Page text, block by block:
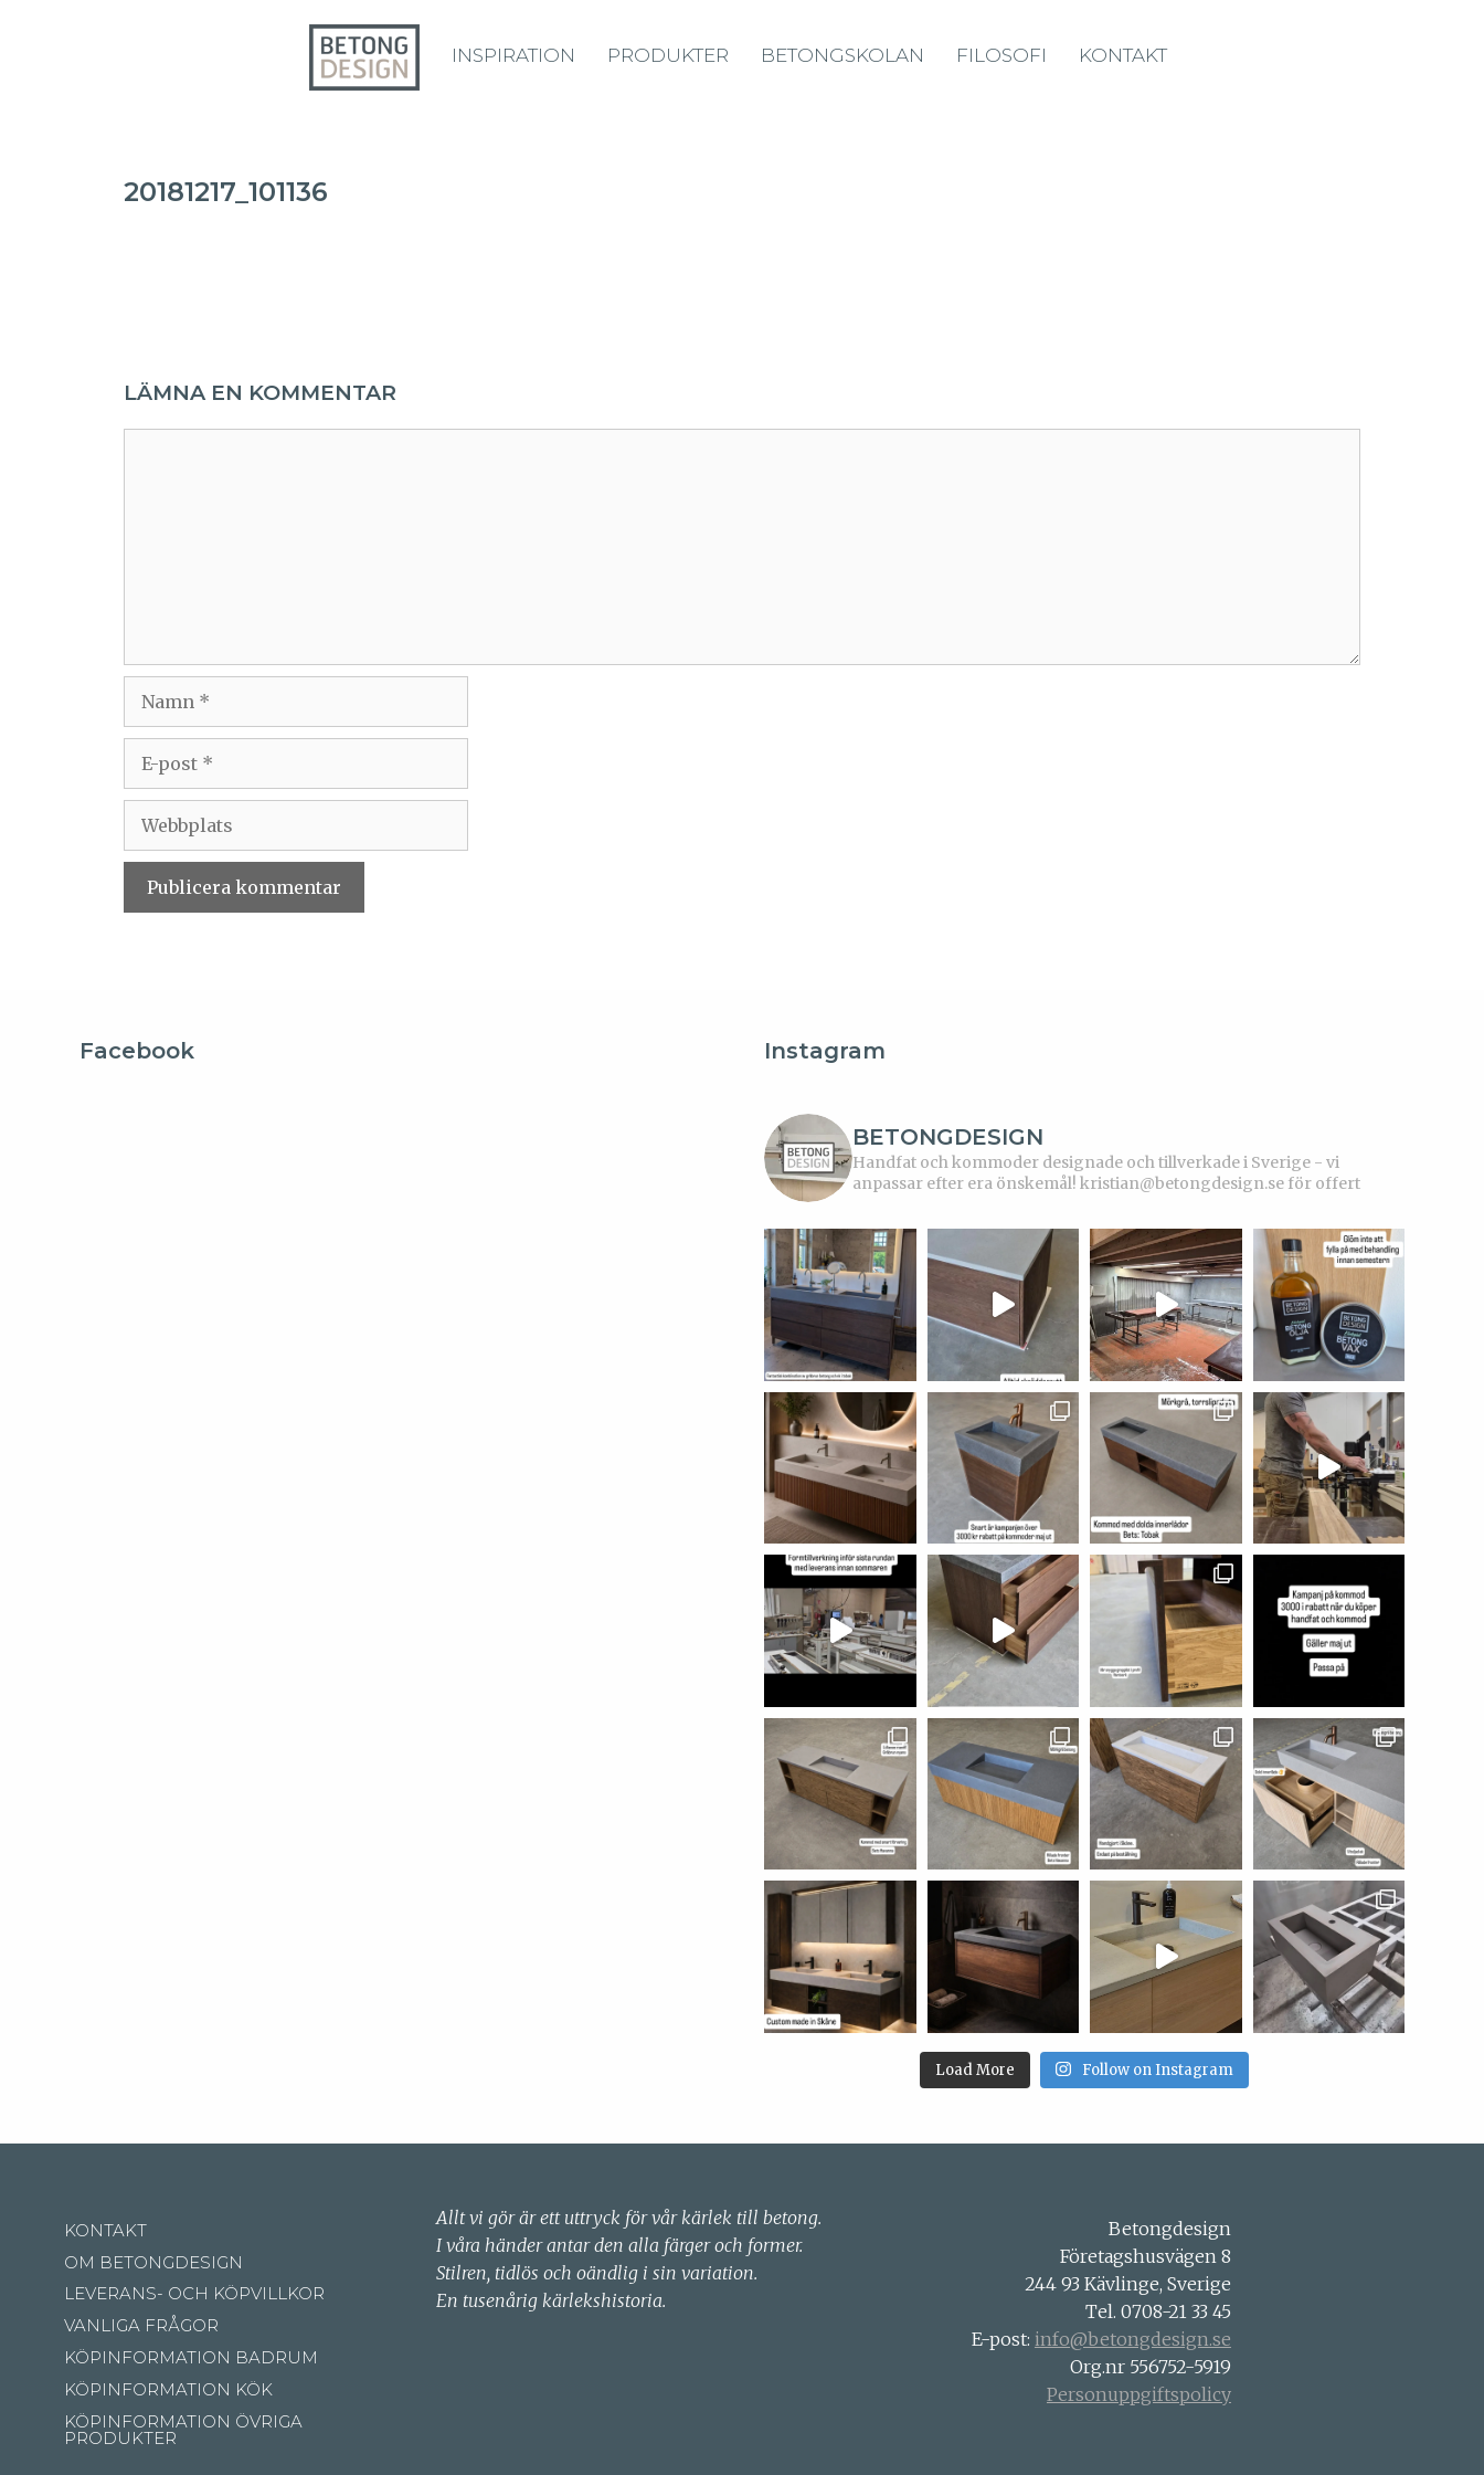
INSPIRATION PRODUKTER BETONGSKOLAN FILOSOFI KONTAKT
20181217_101136
LÄMNA EN KOMMENTAR
Facebook Instagram
BETONGDESIGN
Handfat och kommoder designade och tillverkade i Sverige - vi
anpassar efter era önskemål! kristian@betongdesign.se för offert
Load More Follow on Instagram
KONTAKT
OM BETONGDESIGN
LEVERANS- OCH KÖPVILLKOR
VANLIGA FRÅGOR
KÖPINFORMATION BADRUM
KÖPINFORMATION KÖK
KÖPINFORMATION ÖVRIGA
PRODUKTER
Allt vi gör är ett uttryck för vår kärlek till betong.
I våra händer antar den alla färger och former.
Stilren, tidlös och oändlig i sin variation.
En tusenårig kärlekshistoria.
Betongdesign
Företagshusvägen 8
244 93 Kävlinge, Sverige
Tel. 0708-21 33 45
E-post: info@betongdesign.se
Org.nr 556752-5919
Personuppgiftspolicy